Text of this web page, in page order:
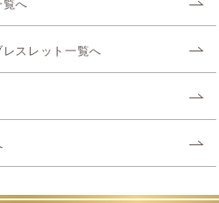
覧へ
スレット一覧へ